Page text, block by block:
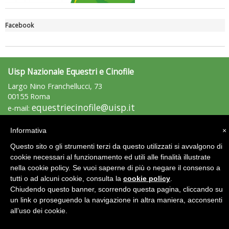
Tiziano Pesce a Radio InBlu2000 traccia il bilancio della stagione
Facebook
Uisp Nazionale Equestri e Cinofile
Largo Nino Franchellucci, 73
00155 Roma
e-mail: equestriecinofile@uisp.it
Area Riservata 2.0
×
Informativa
Questo sito o gli strumenti terzi da questo utilizzati si avvalgono di
cookie necessari al funzionamento ed utili alle finalità illustrate
nella cookie policy. Se vuoi saperne di più o negare il consenso a
tutti o ad alcuni cookie, consulta la cookie policy
Chiudendo questo banner, scorrendo questa pagina, cliccando su
un link o proseguendo la navigazione in altra maniera, acconsenti
all’uso dei cookie.